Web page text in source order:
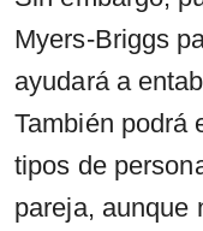
Myers-Briggs
ayudará a
También podrá
tipos de
pareja, aunque